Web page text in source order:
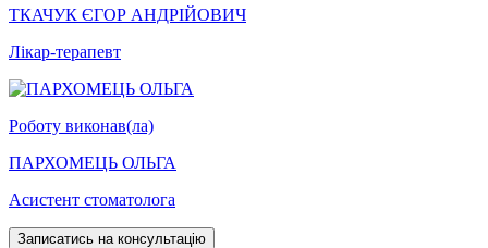
ТКАЧУК ЄГОР АНДРІЙОВИЧ
Лікар-терапевт
Роботу виконав(ла)
ПАРХОМЕЦЬ ОЛЬГА
Асистент стоматолога
Записатись на консультацію